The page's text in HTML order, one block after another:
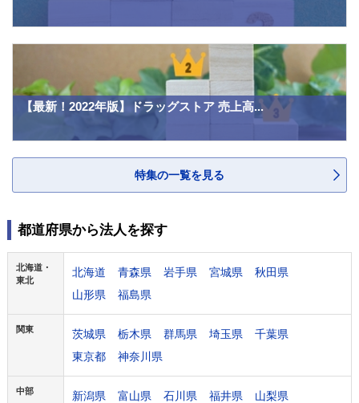
【最新！2022年版】ドラッグストア 売上高...
特集の一覧を見る
都道府県から法人を探す
北海道・
東北
北海道 青森県 岩手県 宮城県
秋田県
山形県
福島県
関東 茨城県 栃木県 群馬県 埼玉県
千葉県
東京都
神奈川県
中部 新潟県 富山県 石川県 福井県
山梨県